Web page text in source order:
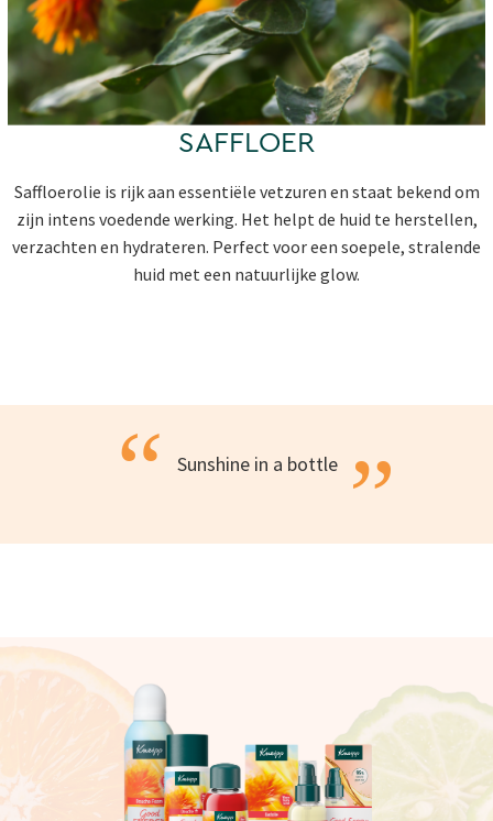
SAFFLOER
Saffloerolie is rijk aan essentiële vetzuren en staat bekend om
zijn intens voedende werking. Het helpt de huid te herstellen,
verzachten en hydrateren. Perfect voor een soepele, stralende
huid met een natuurlijke glow.
“ Sunshine in a bottle ”